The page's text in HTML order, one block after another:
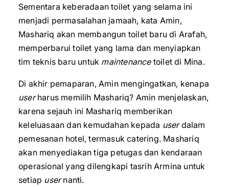
Sementara keberadaan toilet yang selama ini
menjadi permasalahan jamaah, kata Amin,
Mashariq akan membangun toilet baru di Arafah,
memperbarui toilet yang lama dan menyiapkan
tim teknis baru untuk maintenancetoilet di Mina.
Di akhir pemaparan, Amin mengingatkan, kenapa
userharus memilih Mashariq? Amin menjelaskan,
karena sejauh ini Mashariq memberikan
keleluasaan dan kemudahan kepada userdalam
pemesanan hotel, termasuk catering. Mashariq
akan menyediakan tiga petugas dan kendaraan
operasional yang dilengkapi tasrih Armina untuk
setiap usernanti.